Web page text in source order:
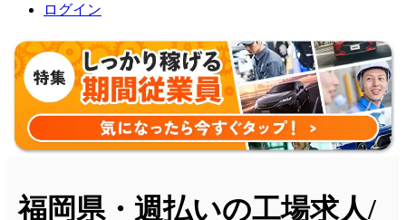
ログイン
福岡県・週払いの工場求人/